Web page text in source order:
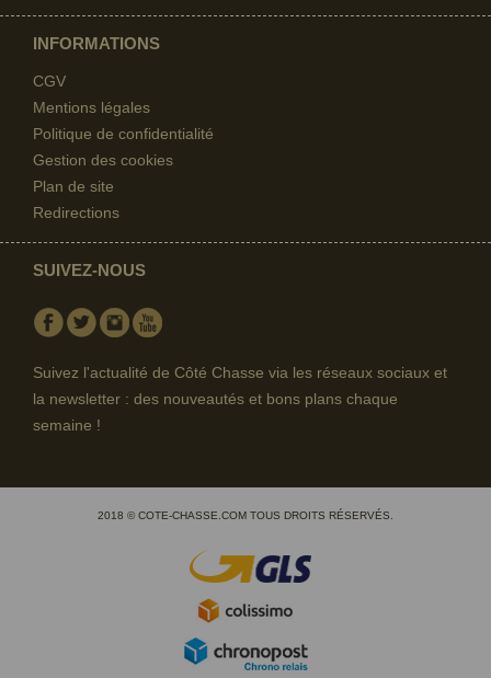
INFORMATIONS
CGV
Mentions légales
Politique de confidentialité
Gestion des cookies
Plan de site
Redirections
SUIVEZ-NOUS
Facebook
TwitterInstagram
Suivez l'actualité de Côté Chasse via les réseaux sociaux et
la newsletter : des nouveautés et bons plans chaque
semaine !
2018 © COTE-CHASSE.COM TOUS DROITS RÉSERVÉS.